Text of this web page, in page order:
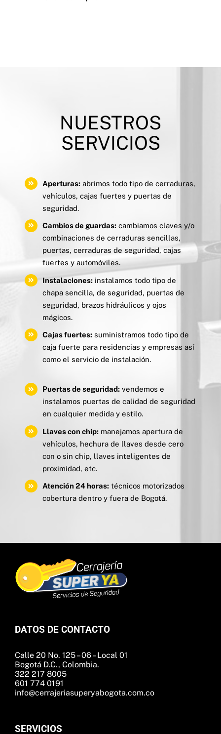
NUESTROS
SERVICIOS
Aperturas: abrimos todo tipo de cerraduras,
vehículos, cajas fuertes y puertas de
seguridad.
Cambios de guardas: cambiamos claves y/o
combinaciones de cerraduras sencillas,
puertas, cerraduras de seguridad, cajas
fuertes y automóviles.
Instalaciones: instalamos todo tipo de
chapa sencilla, de seguridad, puertas de
seguridad, brazos hidráulicos y ojos
mágicos.
Cajas fuertes: suministramos todo tipo de
caja fuerte para residencias y empresas así
como el servicio de instalación.
Puertas de seguridad: vendemos e
instalamos puertas de calidad de seguridad
en cualquier medida y estilo.
Llaves con chip: manejamos apertura de
vehículos, hechura de llaves desde cero
con o sin chip, llaves inteligentes de
proximidad, etc.
Atención 24 horas: técnicos motorizados
cobertura dentro y fuera de Bogotá.
DATOS DE CONTACTO
Calle 20 No. 125 – 06 – Local 01
Bogotá D.C., Colombia.
322 217 8005
601 774 0191
info@cerrajeriasuperyabogota.com.co
SERVICIOS